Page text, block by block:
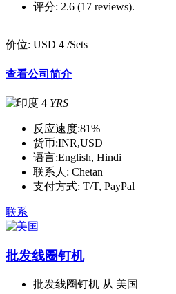
评分: 2.6 (17 reviews).
价位: USD 4 /Sets
查看公司简介
4 YRS
反应速度:81%
货币:INR,USD
语言:English, Hindi
联系人: Chetan
支付方式: T/T, PayPal
联系
批发线圈钉机
批发线圈钉机 从 美国